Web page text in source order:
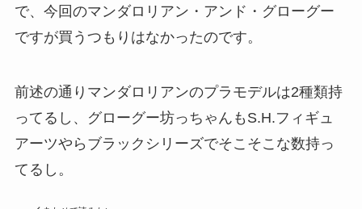
で、今回のマンダロリアン・アンド・グローグー
ですが買うつもりはなかったのです。
前述の通りマンダロリアンのプラモデルは2種類持
ってるし、グローグー坊っちゃんもS.H.フィギュ
アーツやらブラックシリーズでそこそこな数持っ
てるし。